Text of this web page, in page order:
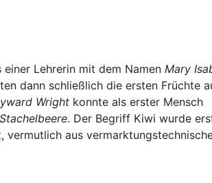
einer Lehrerin mit dem Namen Mary
dann schließlich die ersten Früchte
Wright konnte als erster Mensch
. Der Begriff Kiwi wurde
vermutlich aus